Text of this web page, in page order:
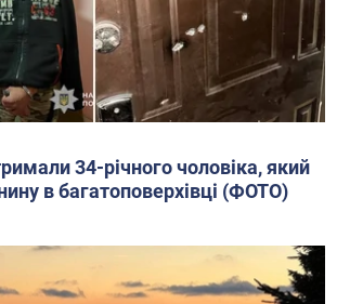
34-річного чоловіка, який
в багатоповерхівці (ФОТО)